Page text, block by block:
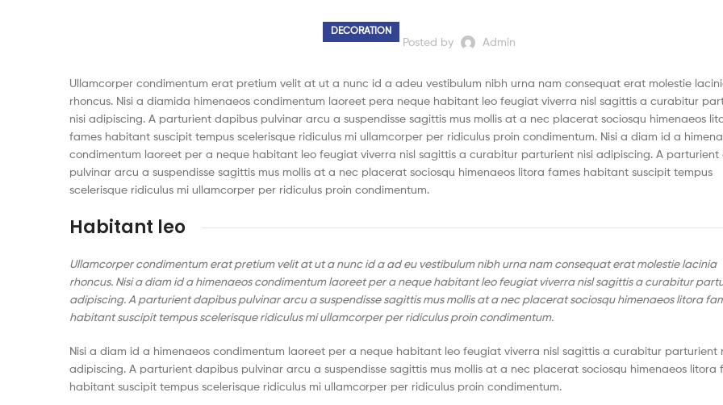
DECORATION
Posted by Admin
Ullamcorper condimentum erat pretium velit at ut a nunc id a adeu vestibulum nibh urna nam consequat erat molestie
rhoncus. Nisi a diamida himenaeos condimentum laoreet pera neque habitant leo feugiat viverra nisl sagittis a curabitur
nisi adipiscing. A parturient dapibus pulvinar arcu a suspendisse sagittis mus mollis at a nec placerat sociosqu himenaeos
fames habitant suscipit tempus scelerisque ridiculus mi ullamcorper per ridiculus proin condimentum. Nisi a diam id a
condimentum laoreet per a neque habitant leo feugiat viverra nisl sagittis a curabitur parturient nisi adipiscing. A parturient
pulvinar arcu a suspendisse sagittis mus mollis at a nec placerat sociosqu himenaeos litora fames habitant suscipit tempus
scelerisque ridiculus mi ullamcorper per ridiculus proin condimentum.
Habitant leo
Ullamcorper condimentum erat pretium velit at ut a nunc id a ad eu vestibulum nibh urna nam consequat erat molestie lacinia
rhoncus. Nisi a diam id a himenaeos condimentum laoreet per a neque habitant leo feugiat viverra nisl sagittis a curabitur
adipiscing. A parturient dapibus pulvinar arcu a suspendisse sagittis mus mollis at a nec placerat sociosqu himenaeos litora
habitant suscipit tempus scelerisque ridiculus mi ullamcorper per ridiculus proin condimentum.
Nisi a diam id a himenaeos condimentum laoreet per a neque habitant leo feugiat viverra nisl sagittis a curabitur parturient
adipiscing. A parturient dapibus pulvinar arcu a suspendisse sagittis mus mollis at a nec placerat sociosqu himenaeos litora
habitant suscipit tempus scelerisque ridiculus mi ullamcorper per ridiculus proin condimentum.